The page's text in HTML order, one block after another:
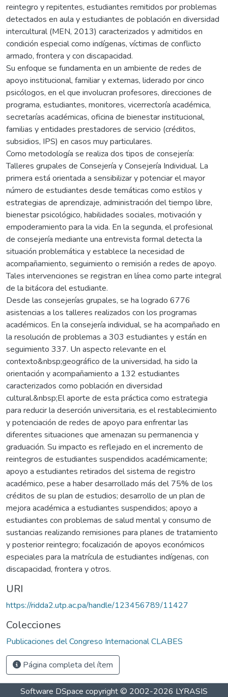
reintegro y repitentes, estudiantes remitidos por problemas
detectados en aula y estudiantes de población en diversidad
intercultural (MEN, 2013) caracterizados y admitidos en
condición especial como indígenas, víctimas de conflicto
armado, frontera y con discapacidad.
Su enfoque se fundamenta en un ambiente de redes de
apoyo institucional, familiar y externas, liderado por cinco
psicólogos, en el que involucran profesores, direcciones de
programa, estudiantes, monitores, vicerrectoría académica,
secretarías académicas, oficina de bienestar institucional,
familias y entidades prestadores de servicio (créditos,
subsidios, IPS) en casos muy particulares.
Como metodología se realiza dos tipos de consejería:
Talleres grupales de Consejería y Consejería Individual. La
primera está orientada a sensibilizar y potenciar el mayor
número de estudiantes desde temáticas como estilos y
estrategias de aprendizaje, administración del tiempo libre,
bienestar psicológico, habilidades sociales, motivación y
empoderamiento para la vida. En la segunda, el profesional
de consejería mediante una entrevista formal detecta la
situación problemática y establece la necesidad de
acompañamiento, seguimiento o remisión a redes de apoyo.
Tales intervenciones se registran en línea como parte integral
de la bitácora del estudiante.
Desde las consejerías grupales, se ha logrado 6776
asistencias a los talleres realizados con los programas
académicos. En la consejería individual, se ha acompañado en
la resolución de problemas a 303 estudiantes y están en
seguimiento 337. Un aspecto relevante en el
contexto&nbsp;geográfico de la universidad, ha sido la
orientación y acompañamiento a 132 estudiantes
caracterizados como población en diversidad
cultural.&nbsp;El aporte de esta práctica como estrategia
para reducir la deserción universitaria, es el restablecimiento
y potenciación de redes de apoyo para enfrentar las
diferentes situaciones que amenazan su permanencia y
graduación. Su impacto es reflejado en el incremento de
reintegros de estudiantes suspendidos académicamente;
apoyo a estudiantes retirados del sistema de registro
académico, pese a haber desarrollado más del 75% de los
créditos de su plan de estudios; desarrollo de un plan de
mejora académica a estudiantes suspendidos; apoyo a
estudiantes con problemas de salud mental y consumo de
sustancias realizando remisiones para planes de tratamiento
y posterior reintegro; focalización de apoyos económicos
especiales para la matrícula de estudiantes indígenas, con
discapacidad, frontera y otros.
URI
https://ridda2.utp.ac.pa/handle/123456789/11427
Colecciones
Publicaciones del Congreso Internacional CLABES
Página completa del ítem
Software DSpace copyright © 2002-2026 LYRASIS